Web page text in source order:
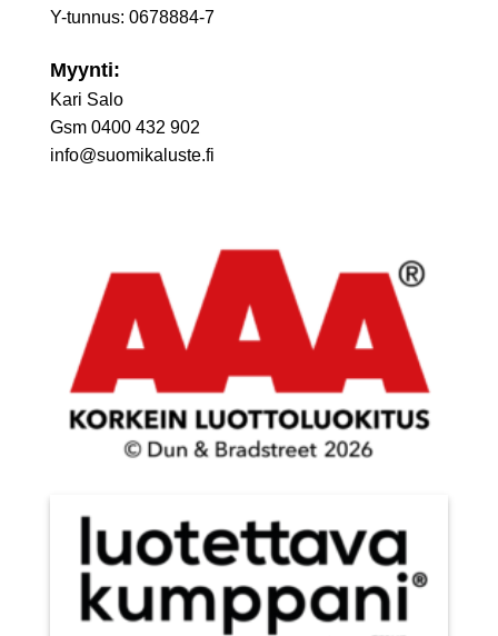
Y-tunnus: 0678884-7
Myynti:
Kari Salo
Gsm 0400 432 902
info@suomikaluste.fi